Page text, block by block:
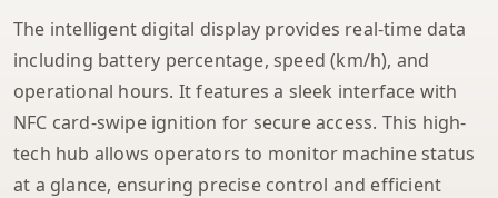
The intelligent digital display provides real-time data
including battery percentage, speed (km/h), and
operational hours. It features a sleek interface with
NFC card-swipe ignition for secure access. This high-
tech hub allows operators to monitor machine status
at a glance, ensuring precise control and efficient